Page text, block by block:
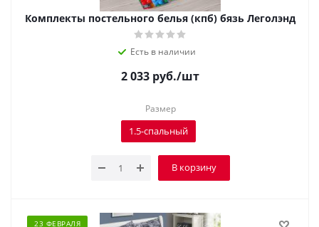
Комплекты постельного белья (кпб) бязь Леголэнд
Есть в наличии
2 033 руб./шт
Размер
1.5-спальный
В корзину
23 ФЕВРАЛЯ